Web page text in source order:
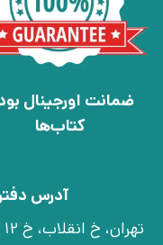
ضمانت اورجینال
کتاب‌ها
آدرس